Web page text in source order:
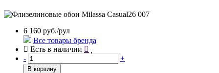
6 160 руб./рул
Все товары бренда
Есть в наличии
-
+
В корзину